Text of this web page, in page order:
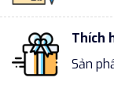
Thích
Sản